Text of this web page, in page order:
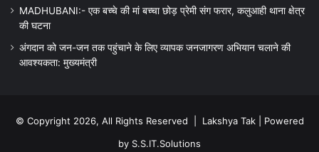
MADHUBANI:- एक बच्चे की मां बच्चा छोड़ प्रेमी संग फरार, कलुआही थाना क्षेत्र
की घटना
अंगदान को जन-जन तक पहुंचाने के लिए व्यापक जनजागरण अभियान चलाने की
आवश्यकता: मुख्यमंत्री
© Copyright 2026, All Rights Reserved | Lakshya Tak| Powered
by S.S.IT.Solutions